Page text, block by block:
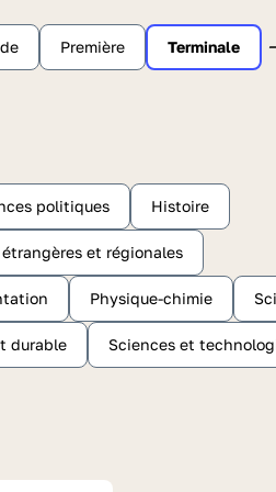
Première Terminale
politiques Histoire
et régionales
Physique-chimie
durable Sciences et